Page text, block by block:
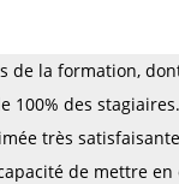
de la formation,
100% des stagiaires.
très
de mettre